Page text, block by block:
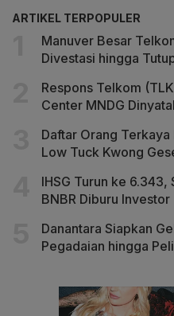
ARTIKEL TERPOPULER
Manuver Besar
Divestasi hingga
Respons Telkom
Center MNDG
Daftar Orang
Low Tuck Kwong
IHSG Turun ke 6.343,
BNBR Diburu Investor
Danantara Siapkan
Pegadaian hingga